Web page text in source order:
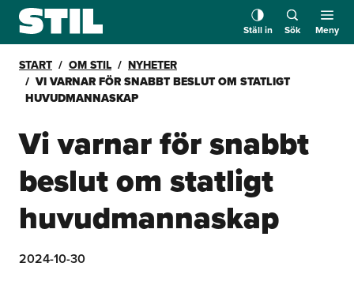
Ställ in Sök Meny
START OM STIL NYHETER
VI VARNAR FÖR SNABBT BESLUT OM STATLIGT
HUVUDMANNASKAP
Vi varnar för snabbt
beslut om statligt
huvudmannaskap
2024-10-30